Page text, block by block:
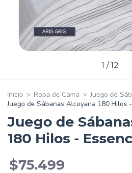
1 /12
Inicio > Ropa de Cama > Juego de
Juego de Sábanas Alcoyana 180 Hilos
Juego de
180 Hilos -
$75.499